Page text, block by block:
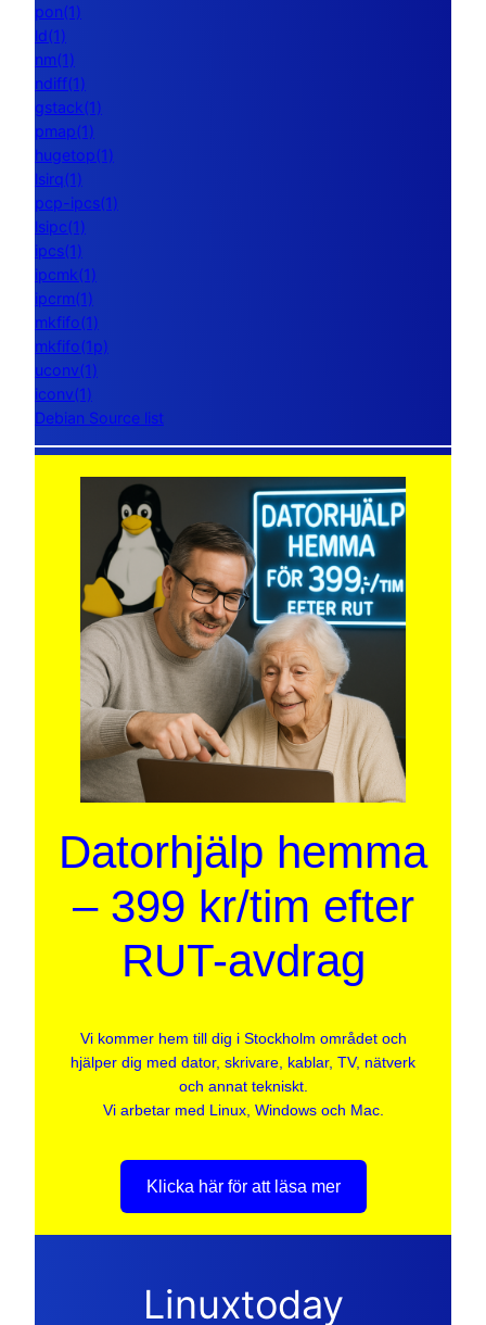
pon(1)
ld(1)
nm(1)
ndiff(1)
gstack(1)
pmap(1)
hugetop(1)
lsirq(1)
pcp-ipcs(1)
lsipc(1)
ipcs(1)
ipcmk(1)
ipcrm(1)
mkfifo(1)
mkfifo(1p)
uconv(1)
iconv(1)
Debian Source list
Datorhjälp hemma
– 399 kr/tim efter
RUT-avdrag
Vi kommer hem till dig i Stockholm området och
hjälper dig med dator, skrivare, kablar, TV, nätverk
och annat tekniskt.
Vi arbetar med Linux, Windows och Mac.
Klicka här för att läsa mer
Linuxtoday